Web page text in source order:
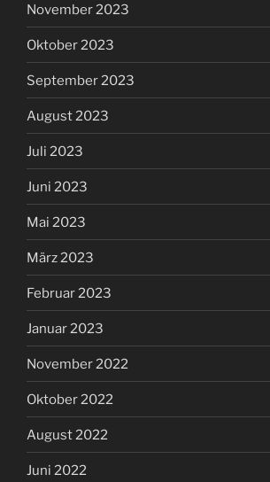
November 2023
Oktober 2023
September 2023
August 2023
Juli 2023
Juni 2023
Mai 2023
März 2023
Februar 2023
Januar 2023
November 2022
Oktober 2022
August 2022
Juni 2022